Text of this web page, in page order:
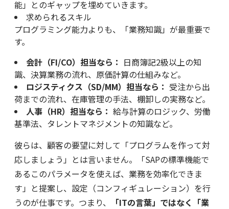
能」とのギャップを埋めていきます。
求められるスキル
プログラミング能力よりも、「業務知識」が最重要で
す。
会計（FI/CO）担当なら： 日商簿記2級以上の知
識、決算業務の流れ、原価計算の仕組みなど。
ロジスティクス（SD/MM）担当なら： 受注から出
荷までの流れ、在庫管理の手法、棚卸しの実務など。
人事（HR）担当なら： 給与計算のロジック、労働
基準法、タレントマネジメントの知識など。
彼らは、顧客の要望に対して「プログラムを作って対
応しましょう」とは言いません。「SAPの標準機能で
あるこのパラメータを使えば、業務を効率化できま
す」と提案し、設定（コンフィギュレーション）を行
うのが仕事です。つまり、
「ITの言葉」ではなく「業